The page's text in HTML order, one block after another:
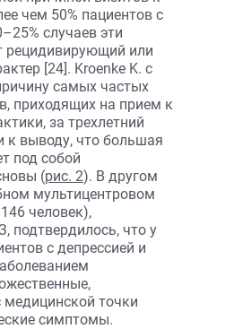
чем 50% пациентов с
случаев эти
рецидивирующий или
[24]. Kroenke K. с
самых частых
приходящих на прием к
за трехлетний
к выводу, что большая
под собой
(рис. 2). В другом
мультицентровом
человек),
подтвердилось, что у
с депрессией и
точки
симптомы.